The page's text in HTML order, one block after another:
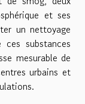
et ses
un nettoyage
substances
mesurable de
urbains et